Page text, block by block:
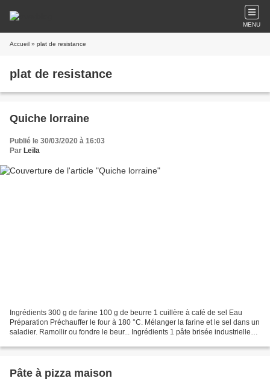
MENU
Accueil » plat de resistance
plat de resistance
Quiche lorraine
Publié le 30/03/2020 à 16:03
Par Leïla
Ingrédients 300 g de farine 100 g de beurre 1 cuillère à café de sel Eau
Préparation Préchauffer le four à 180 °C. Mélanger la farine et le sel dans un
saladier. Ramollir ou fondre le beur... Ingrédients 1 pâte brisée industrielle
Pâte à pizza maison